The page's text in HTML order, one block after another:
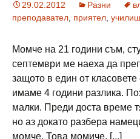
29.02.2012 Разни
преподавател приятел
Момче на 21 години съм,
септември ме наеха да
защото в един от
имаме 4 години разлика.
малки. Преди доста време
но аз докато разбера
момче. Това момиче, [...]